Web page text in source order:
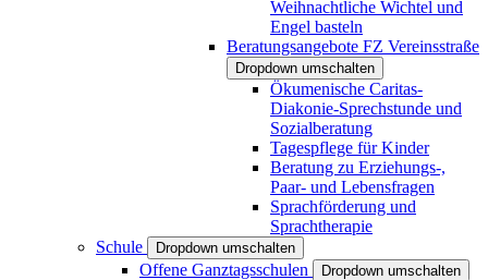
Weihnachtliche Wichtel und
Engel basteln
Beratungsangebote FZ Vereinsstraße
Dropdown umschalten
Ökumenische Caritas-
Diakonie-Sprechstunde und
Sozialberatung
Tagespflege für Kinder
Beratung zu Erziehungs-,
Paar- und Lebensfragen
Sprachförderung und
Sprachtherapie
Schule
Dropdown umschalten
Offene Ganztagsschulen Dropdown umschalten